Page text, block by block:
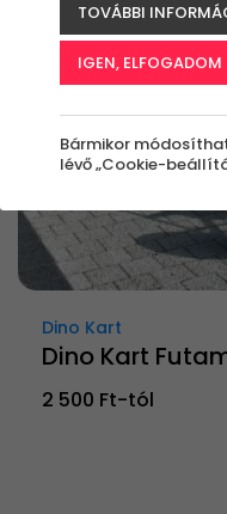
Dino Kart
Dino Kart
2 500 Ft-tól
TOVÁBBI
IGEN, ELFOGADOM
Bármikor
lévő „Cookie-